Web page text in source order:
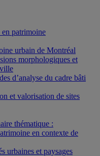
patrimoine
urbain de Montréal
morphologiques et
d’analyse du cadre bâti
et valorisation de sites
thématique :
en contexte de
urbaines et paysages